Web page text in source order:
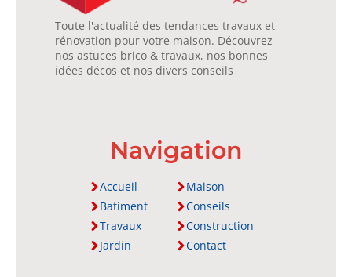
Toute l'actualité des tendances travaux et
rénovation pour votre maison. Découvrez
nos astuces brico & travaux, nos bonnes
idées décos et nos divers conseils
Navigation
Accueil
Batiment
Travaux
Jardin
Maison
Conseils
Construction
Contact